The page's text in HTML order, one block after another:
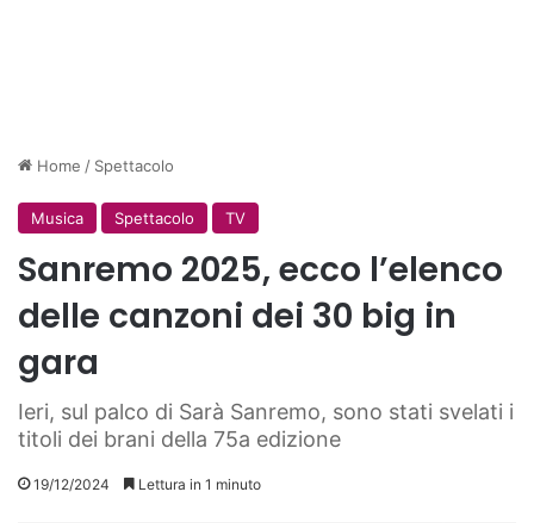
Home / Spettacolo
Musica Spettacolo TV
Sanremo 2025, ecco l’elenco
delle canzoni dei 30 big in
gara
Ieri, sul palco di Sarà Sanremo, sono stati svelati i
titoli dei brani della 75a edizione
19/12/2024 Lettura in 1 minuto